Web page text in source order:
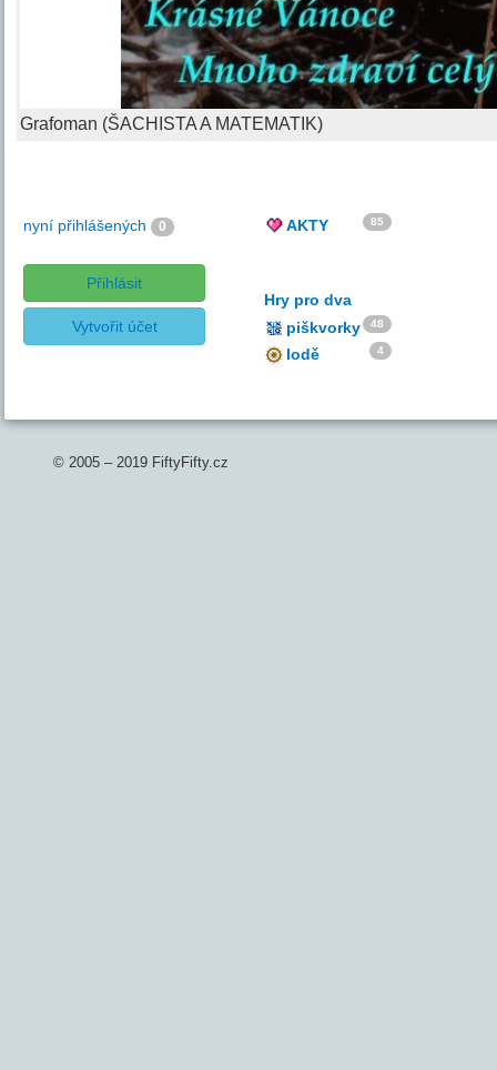
Grafoman (ŠACHISTA A MATEMATIK)
nyní přihlášených 0
Přihlásit
Vytvořit účet
AKTY 85
Hry pro dva
piškvorky
48
lodě 4
© 2005 – 2019 FiftyFifty.cz